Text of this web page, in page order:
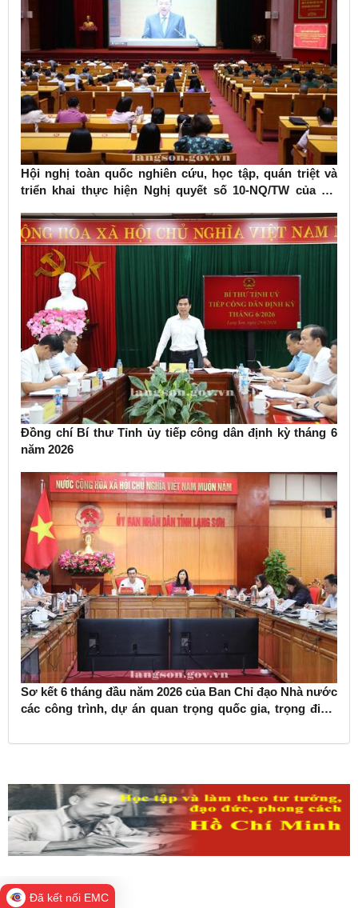
Hội nghị toàn quốc nghiên cứu, học tập, quán triệt và
triển khai thực hiện Nghị quyết số 10-NQ/TW của Bộ
Đồng chí Bí thư Tỉnh ủy tiếp công dân định kỳ tháng 6
năm 2026
Sơ kết 6 tháng đầu năm 2026 của Ban Chỉ đạo Nhà nước
các công trình, dự án quan trọng quốc gia, trọng điểm
Đã kết nối EMC